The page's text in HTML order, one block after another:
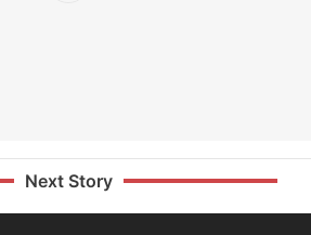
Next Story